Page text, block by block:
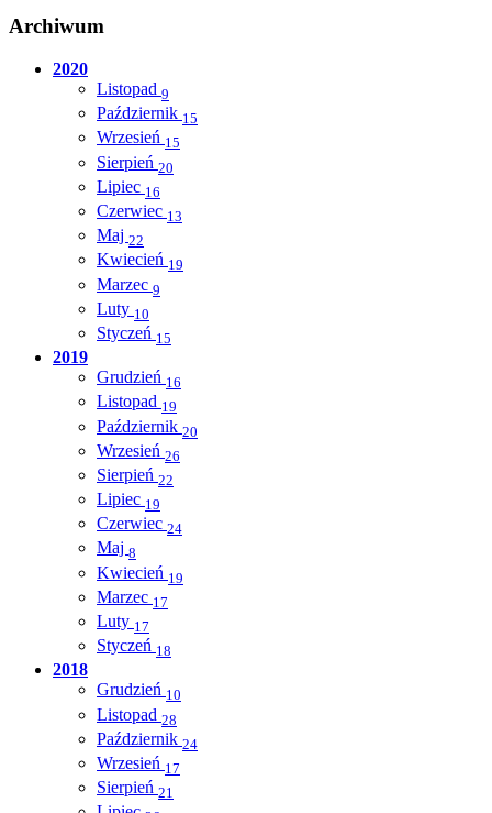
Archiwum
2020
Listopad 9
Październik 15
Wrzesień 15
Sierpień 20
Lipiec 16
Czerwiec 13
Maj 22
Kwiecień 19
Marzec 9
Luty 10
Styczeń 15
2019
Grudzień 16
Listopad 19
Październik 20
Wrzesień 26
Sierpień 22
Lipiec 19
Czerwiec 24
Maj 8
Kwiecień 19
Marzec 17
Luty 17
Styczeń 18
2018
Grudzień 10
Listopad 28
Październik 24
Wrzesień 17
Sierpień 21